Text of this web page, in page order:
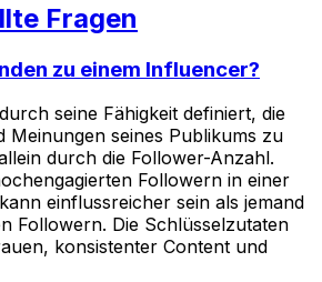
Fragen
zu einem Influencer?
seine Fähigkeit definiert, die
Meinungen seines Publikums zu
durch die Follower-Anzahl.
Followern in einer
einflussreicher sein als jemand
Followern. Die Schlüsselzutaten
konsistenter Content und